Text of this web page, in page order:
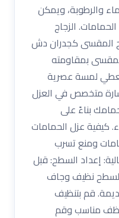
والرطوبة، ويمكن
الزجاج
المقسى كجدران دش
بمقاومته
لمسة عصرية
متخصص في العزل
بناءً على
كيفية عزل الحمامات
ومنع تسرب
إعداد السطح: قبل
السطح نظيف وجاف
قم بتنظيف
مناسب وقم